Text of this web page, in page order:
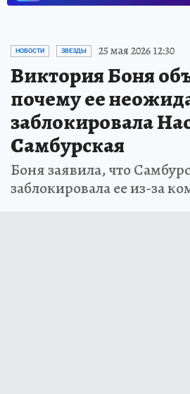
НОВОСТИ ЗВЕЗДЫ 25 мая 2026 12:30
Виктория Боня
почему ее
заблокировала
Самбурская
Боня заявила, что
заблокировала ее из-за